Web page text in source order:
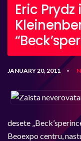
Eric
JANUARY 20, 2011 •
desete
Beoexpo centru,